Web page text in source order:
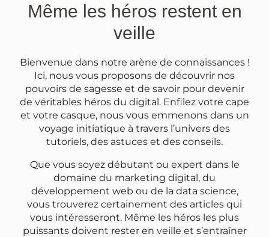
Même les héros restent en
veille
Bienvenue dans notre arène de connaissances !
Ici, nous vous proposons de découvrir nos
pouvoirs de sagesse et de savoir pour devenir
de véritables héros du digital. Enfilez votre cape
et votre casque, nous vous emmenons dans un
voyage initiatique à travers l’univers des
tutoriels, des astuces et des conseils.
Que vous soyez débutant ou expert dans le
domaine du marketing digital, du
développement web ou de la data science,
vous trouverez certainement des articles qui
vous intéresseront. Même les héros les plus
puissants doivent rester en veille et s’entraîner